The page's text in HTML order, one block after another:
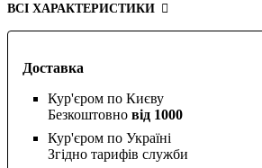
Доставка
Кур'єром по Києву
Безкоштовно від 1000
Кур'єром по Україні
Згідно тарифів служби
ВСІ ХАРАКТЕРИСТИКИ